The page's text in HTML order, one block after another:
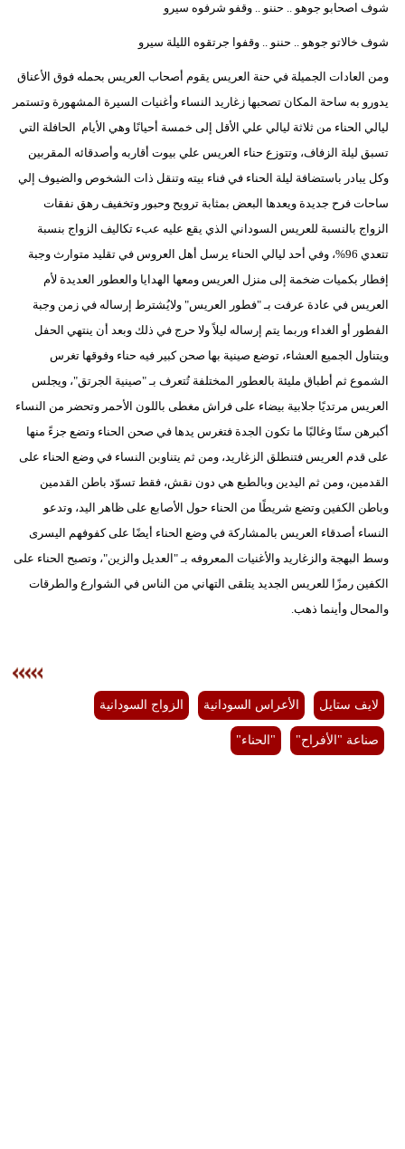
شوف اصحابو جوهو .. حننو .. وقفو شرفوه سيرو
شوف خالاتو جوهو .. حننو .. وقفوا جرتقوه الليلة سيرو
ومن العادات الجميلة في حنة العريس يقوم أصحاب العريس بحمله فوق الأعناق
يدورو به ساحة المكان تصحبها زغاريد النساء وأغنيات السيرة المشهورة وتستمر
ليالي الحناء من ثلاثة ليالي علي الأقل إلى خمسة أحيانًا وهي الأيام الحافلة التي
تسبق ليلة الزفاف، وتتوزع حناء العريس علي بيوت أقاربه وأصدقائه المقربين
وكل يبادر باستضافة ليلة الحناء في فناء بيته وتنقل ذات الشخوص والضيوف إلي
ساحات فرح جديدة ويعدها البعض بمثابة ترويح وحبور وتخفيف رهق نفقات
الزواج بالنسبة للعريس السوداني الذي يقع عليه عبء تكاليف الزواج بنسبة
تتعدي 96%، وفي أحد ليالي الحناء يرسل أهل العروس في تقليد متوارث وجبة
إفطار بكميات ضخمة إلى منزل العريس ومعها الهدايا والعطور العديدة لأم
العريس في عادة عرفت بـ "فطور العريس" ولايُشترط إرساله في زمن وجبة
الفطور أو الغداء وربما يتم إرساله ليلاً ولا حرج في ذلك وبعد أن ينتهي الحفل
ويتناول الجميع العشاء، توضع صينية بها صحن كبير فيه حناء وفوقها تغرس
الشموع ثم أطباق مليئة بالعطور المختلفة تُتعرف بـ "صينية الجرتق"، ويجلس
العريس مرتديًا جلابية بيضاء على فراش مغطى باللون الأحمر وتحضر من النساء
أكبرهن سنًا وغالبًا ما تكون الجدة فتغرس يدها في صحن الحناء وتضع جزءً منها
على قدم العريس فتنطلق الزغاريد، ومن ثم يتناوبن النساء في وضع الحناء على
القدمين، ومن ثم اليدين وبالطبع هي دون نقش، فقط تسوّد باطن القدمين
وباطن الكفين وتضع شريطًا من الحناء حول الأصابع على ظاهر اليد، وتدعو
النساء أصدقاء العريس بالمشاركة في وضع الحناء أيضًا على كفوفهم اليسرى
وسط البهجة والزغاريد والأغنيات المعروفه بـ "العديل والزين"، وتصبح الحناء على
الكفين رمزًا للعريس الجديد يتلقى التهاني من الناس في الشوارع والطرقات
والمحال وأينما ذهب.
لايف ستايل الأعراس السودانية الزواج السودانية
صناعة "الأفراح" "الحناء"